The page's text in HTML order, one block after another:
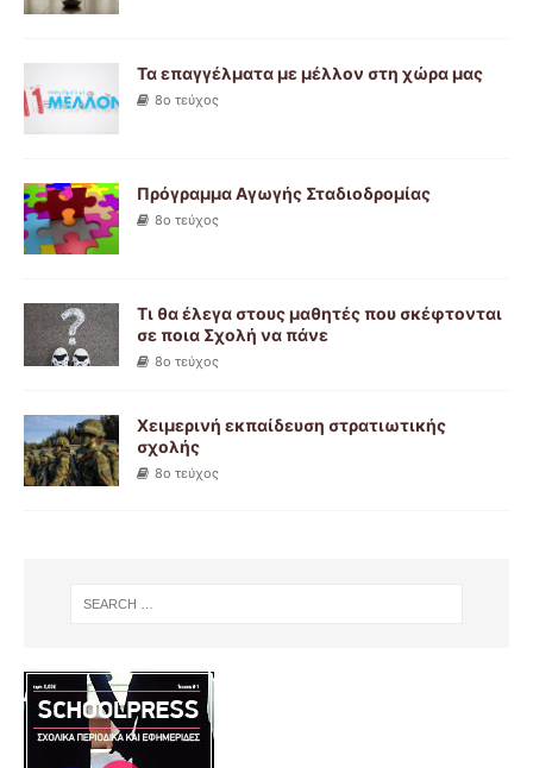
Τα επαγγέλματα με μέλλον στη χώρα μας
8ο τεύχος
Πρόγραμμα Αγωγής Σταδιοδρομίας
8ο τεύχος
Τι θα έλεγα στους μαθητές που σκέφτονται
σε ποια Σχολή να πάνε
8ο τεύχος
Χειμερινή εκπαίδευση στρατιωτικής
σχολής
8ο τεύχος